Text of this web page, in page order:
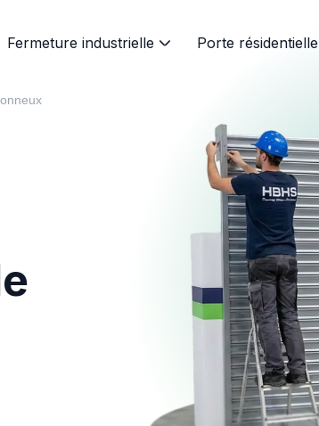
Fermeture industrielle Porte résidentielle